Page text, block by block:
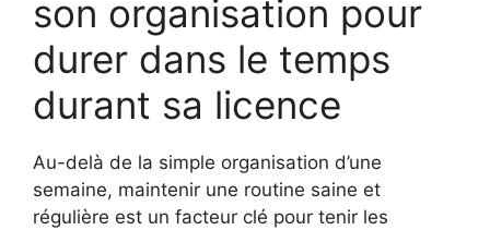
son organisation pour
durer dans le temps
durant sa licence
Au-delà de la simple organisation d’une
semaine, maintenir une routine saine et
régulière est un facteur clé pour tenir les